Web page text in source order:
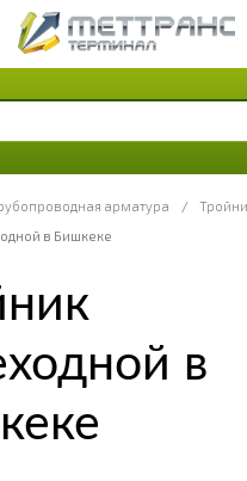
арматура /
в Бишкеке
в